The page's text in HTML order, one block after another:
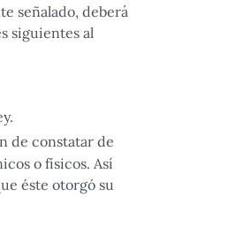
señalado, deberá
siguientes al
de constatar de
o físicos. Así
éste otorgó su